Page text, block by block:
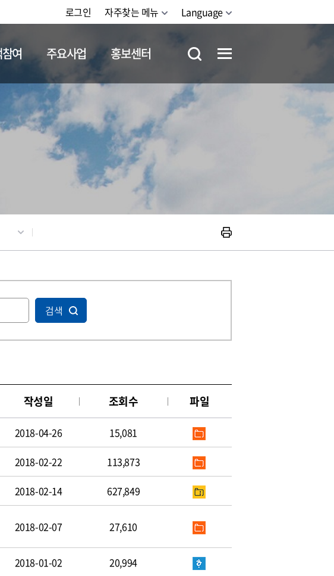
로그인 자주찾는 메뉴 Language
채용정보
여 주요사업 홍보센터
검색
작성일 조회수 파일
2018-04-26 15,081
2018-02-22 113,873
2018-02-14 627,849
2018-02-07 27,610
2018-01-02 20,994